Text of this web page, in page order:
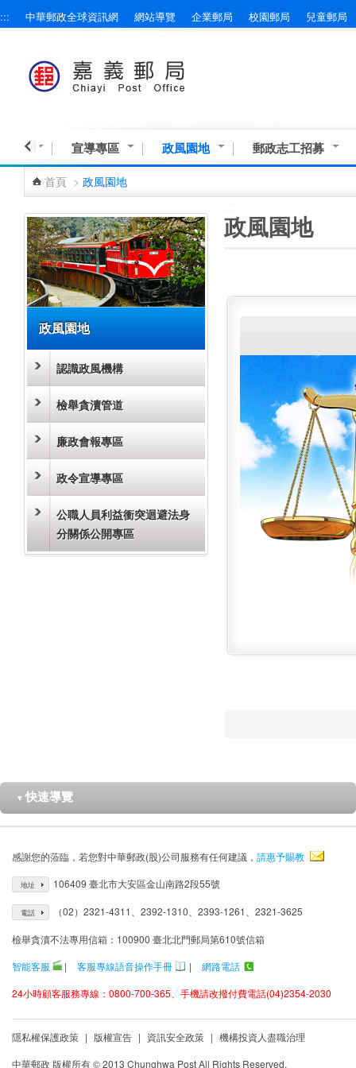
跳到主要內容區塊
::: 中華郵政全球資訊網 網站導覽 企業郵局 校園郵局 兒童郵局
資訊 宣導專區 政風園地 郵政志工招募
首頁 > 政風園地
政風園地
認識政風機構
檢舉貪瀆管道
廉政會報專區
政令宣導專區
公職人員利益衝突迴避法身
分關係公開專區
政風園地
▼ 快速導覽
感謝您的蒞臨，若您對中華郵政(股)公司服務有任何建議， 請惠予賜教
地址 106409 臺北市大安區金山南路2段55號
電話 （02）2321-4311、2392-1310、2393-1261、2321-3625
檢舉貪瀆不法專用信箱：100900 臺北北門郵局第610號信箱
智能客服
| 客服專線語音操作手冊 |
網路電話
24小時顧客服務專線：0800-700-365、手機請改撥付費電話(04)2354-2030
隱私權保護政策 | 版權宣告 | 資訊安全政策 | 機構投資人盡職治理
中華郵政 版權所有 © 2013 Chunghwa Post All Rights Reserved.